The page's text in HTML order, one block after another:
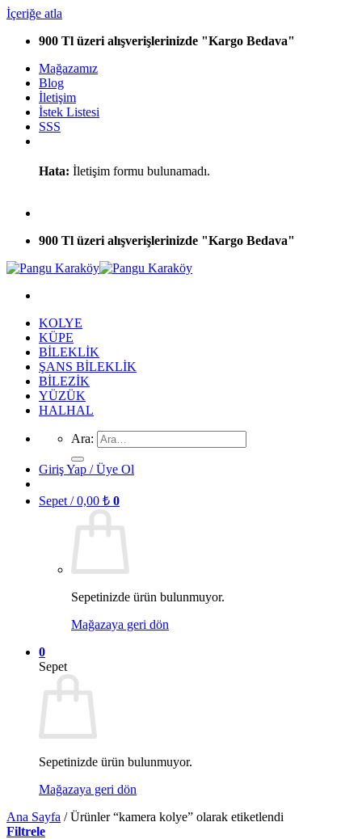
İçeriğe atla
900 Tl üzeri alışverişlerinizde "Kargo Bedava"
Mağazamız
Blog
İletişim
İstek Listesi
SSS
Hata: İletişim formu bulunamadı.
900 Tl üzeri alışverişlerinizde "Kargo Bedava"
KOLYE
KÜPE
BİLEKLİK
ŞANS BİLEKLİK
BİLEZİK
YÜZÜK
HALHAL
Ara:
Giriş Yap / Üye Ol
Sepet /0,00 ₺ 0
Sepetinizde ürün bulunmuyor.
Mağazaya geri dön
0
Sepet
Sepetinizde ürün bulunmuyor.
Mağazaya geri dön
Ana Sayfa /Ürünler “kamera kolye” olarak etiketlendi
Filtrele